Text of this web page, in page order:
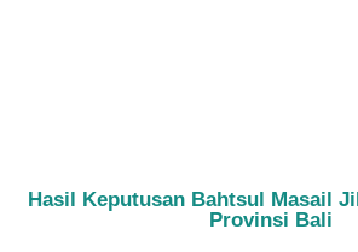
Hasil Keputusan Bahtsul Masail
Provinsi Bali